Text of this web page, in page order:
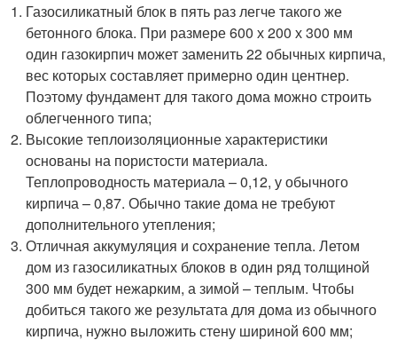
Газосиликатный блок в пять раз легче такого же
бетонного блока. При размере 600 х 200 х 300 мм
один газокирпич может заменить 22 обычных кирпича,
вес которых составляет примерно один центнер.
Поэтому фундамент для такого дома можно строить
облегченного типа;
Высокие теплоизоляционные характеристики
основаны на пористости материала.
Теплопроводность материала – 0,12, у обычного
кирпича – 0,87. Обычно такие дома не требуют
дополнительного утепления;
Отличная аккумуляция и сохранение тепла. Летом
дом из газосиликатных блоков в один ряд толщиной
300 мм будет нежарким, а зимой – теплым. Чтобы
добиться такого же результата для дома из обычного
кирпича, нужно выложить стену шириной 600 мм;